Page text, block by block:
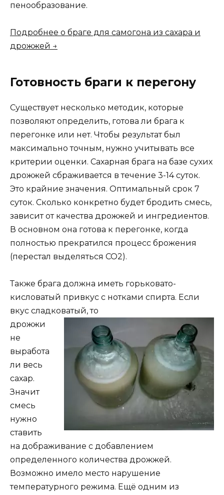
пенообразование.
Подробнее о браге для самогона из сахара и
дрожжей →
Готовность браги к перегону
Существует несколько методик, которые
позволяют определить, готова ли брага к
перегонке или нет. Чтобы результат был
максимально точным, нужно учитывать все
критерии оценки. Сахарная брага на базе сухих
дрожжей сбраживается в течение 3-14 суток.
Это крайние значения. Оптимальный срок 7
суток. Сколько конкретно будет бродить смесь,
зависит от качества дрожжей и ингредиентов.
В основном она готова к перегонке, когда
полностью прекратился процесс брожения
(перестал выделяться СО2).
Также брага должна иметь горьковато-
кисловатый привкус с нотками спирта. Если
вкус сладковатый, то
дрожжи
не
выработа
ли весь
сахар.
Значит
смесь
нужно
ставить
на дображивание с добавлением
определенного количества дрожжей.
Возможно имело место нарушение
температурного режима. Ещё одним из